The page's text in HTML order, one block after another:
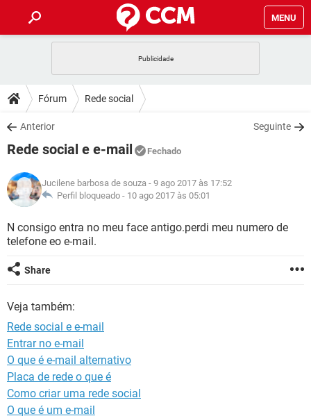
MENU
CELULAR
OUTLOOK
INSTAGRAM GMAIL
GUIA DE COMPRAS
DICAS
JOGOS
INSTAGRAM GMAIL
GUIA DE COMPRAS
DOWNLOADS
JOGOS WHATSAPP
CELULAR
OUTLOOK EXCEL
INSTAGRAM GMAIL
GUIA DE COMPRAS
JOGOS WHATSAPP
CELULAR
OUTLOOK EXCEL
GLOSSÁRIO
WHATSAPP
CELULAR
OUTLOOK
GUIA DE COMPRAS
Fórum Rede social
Anterior Seguinte
Rede social e e-mail Fechado
Jucilene barbosa de souza - 9 ago 2017 às 17:52
Perfil bloqueado - 10 ago 2017 às 05:01
N consigo entra no meu face antigo.perdi meu numero de
telefone eo e-mail.
Share
Veja também:
Rede social e e-mail
Entrar no e-mail
O que é e-mail alternativo
Placa de rede o que é
Como criar uma rede social
O que é um e-mail